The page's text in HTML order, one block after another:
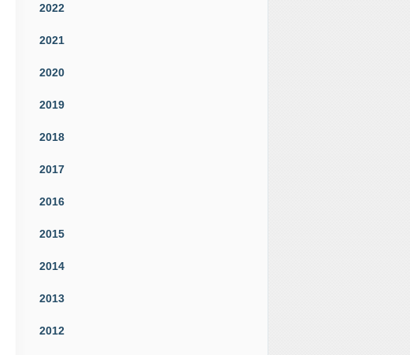
2022
2021
2020
2019
2018
2017
2016
2015
2014
2013
2012